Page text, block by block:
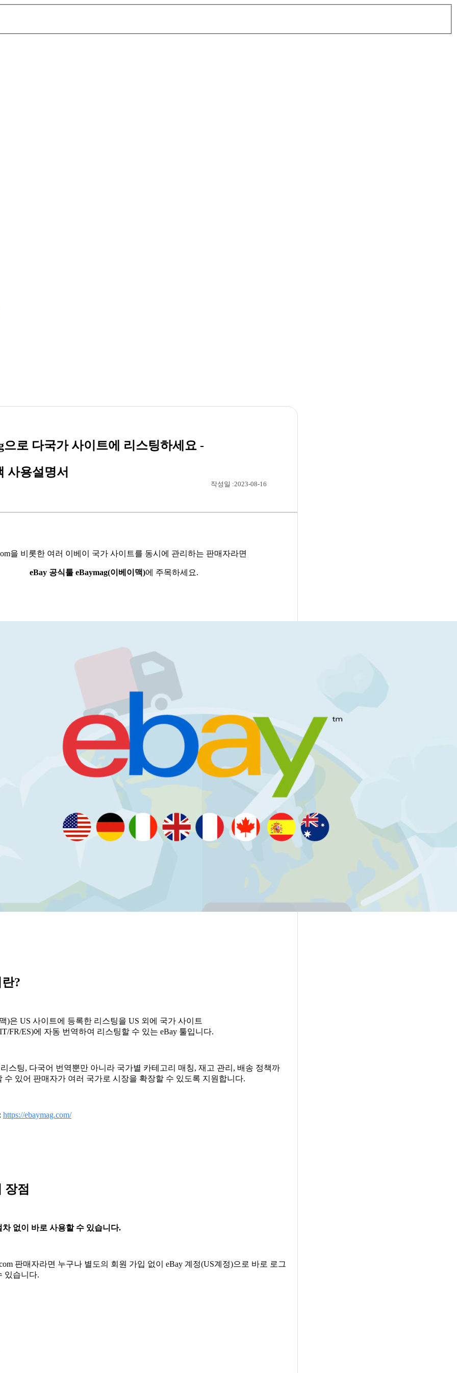
으로 다국가 사이트에 리스팅하세요 -
사용설명서
작성일 :2023-08-16
을 비롯한 여러 이베이 국가 사이트를 동시에 관리하는 판매자라면
eBay 공식툴eBaymag(이베이맥)에 주목하세요.
?
)은 US 사이트에 등록한 리스팅을 US 외에 국가 사이트
FR/ES)에 자동 번역하여 리스팅할 수 있는 eBay 툴입니다.
리스팅, 다국어 번역뿐만 아니라 국가별 카테고리 매칭, 재고 관리, 배송 정책까
수 있어 판매자가 여러 국가로 시장을 확장할 수 있도록 지원합니다.
https://ebaymag.com/
장점
차 없이 바로 사용할 수 있습니다.
판매자라면 누구나 별도의 회원 가입 없이 eBay 계정(US계정)으로 바로 로그
있습니다.